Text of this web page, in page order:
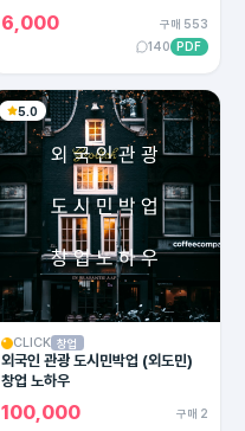
용한 카피라이팅의 모든 방법!
6,000
구매 553
140
PDF
5.0
CLICK 창업
외국인 관광 도시민박업 (외도민)
창업 노하우
100,000 구매 2